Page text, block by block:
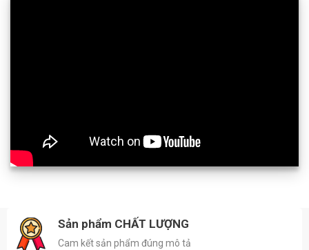
Sản phẩm CHẤT LƯỢNG
Cam kết sản phẩm đúng mô tả